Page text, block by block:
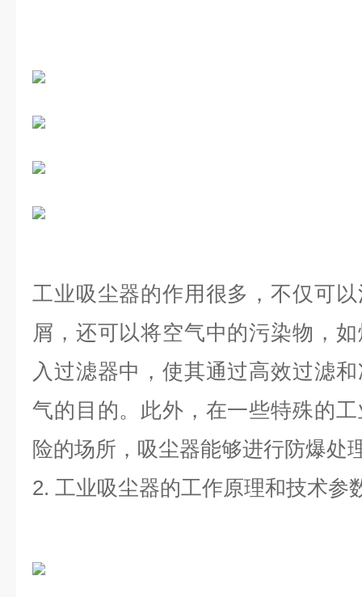
工业吸尘器的作用很多，不仅可
屑，还可以将空气中的污染物，
入过滤器中，使其通过高效过滤
气的目的。此外，在一些特殊的
险的场所，吸尘器能够进行防爆处
2. 工业吸尘器的工作原理和技术参